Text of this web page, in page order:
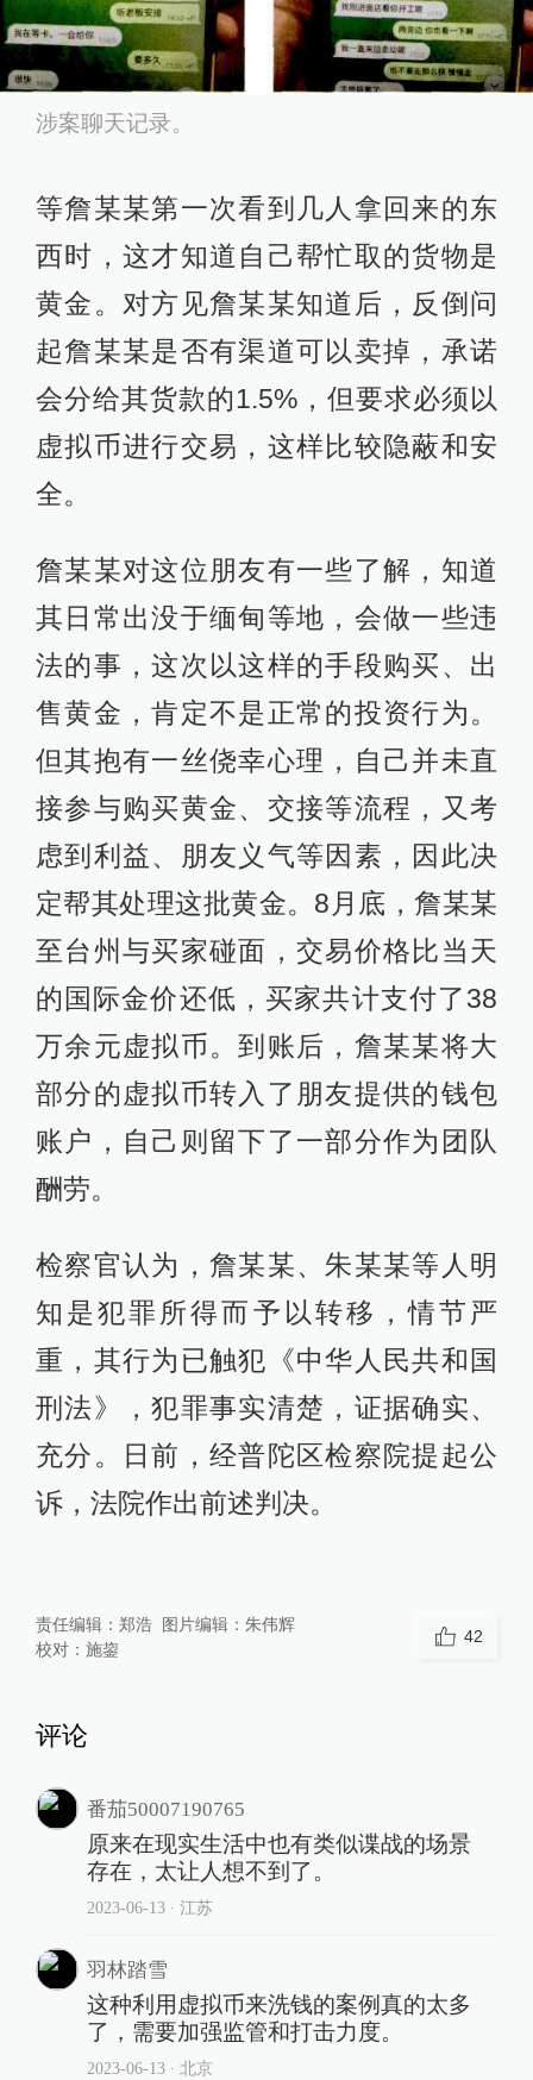
涉案聊天记录。
等詹某某第一次看到几人拿回来的东
西时，这才知道自己帮忙取的货物是
黄金。对方见詹某某知道后，反倒问
起詹某某是否有渠道可以卖掉，承诺
会分给其货款的1.5%，但要求必须以
虚拟币进行交易，这样比较隐蔽和安
全。
詹某某对这位朋友有一些了解，知道
其日常出没于缅甸等地，会做一些违
法的事，这次以这样的手段购买、出
售黄金，肯定不是正常的投资行为。
但其抱有一丝侥幸心理，自己并未直
接参与购买黄金、交接等流程，又考
虑到利益、朋友义气等因素，因此决
定帮其处理这批黄金。8月底，詹某某
至台州与买家碰面，交易价格比当天
的国际金价还低，买家共计支付了38
万余元虚拟币。到账后，詹某某将大
部分的虚拟币转入了朋友提供的钱包
账户，自己则留下了一部分作为团队
酬劳。
检察官认为，詹某某、朱某某等人明
知是犯罪所得而予以转移，情节严
重，其行为已触犯《中华人民共和国
刑法》，犯罪事实清楚，证据确实、
充分。日前，经普陀区检察院提起公
诉，法院作出前述判决。
责任编辑： 郑浩 图片编辑： 朱伟辉
校对： 施鋆
42
评论
番茄50007190765
原来在现实生活中也有类似谍战的场景
存在，太让人想不到了。
2023-06-13∙ 江苏
羽林踏雪
这种利用虚拟币来洗钱的案例真的太多
了，需要加强监管和打击力度。
2023-06-13∙ 北京